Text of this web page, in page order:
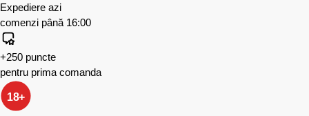
Expediere azi
comenzi până 16:00
+250 puncte
pentru prima comanda
18+